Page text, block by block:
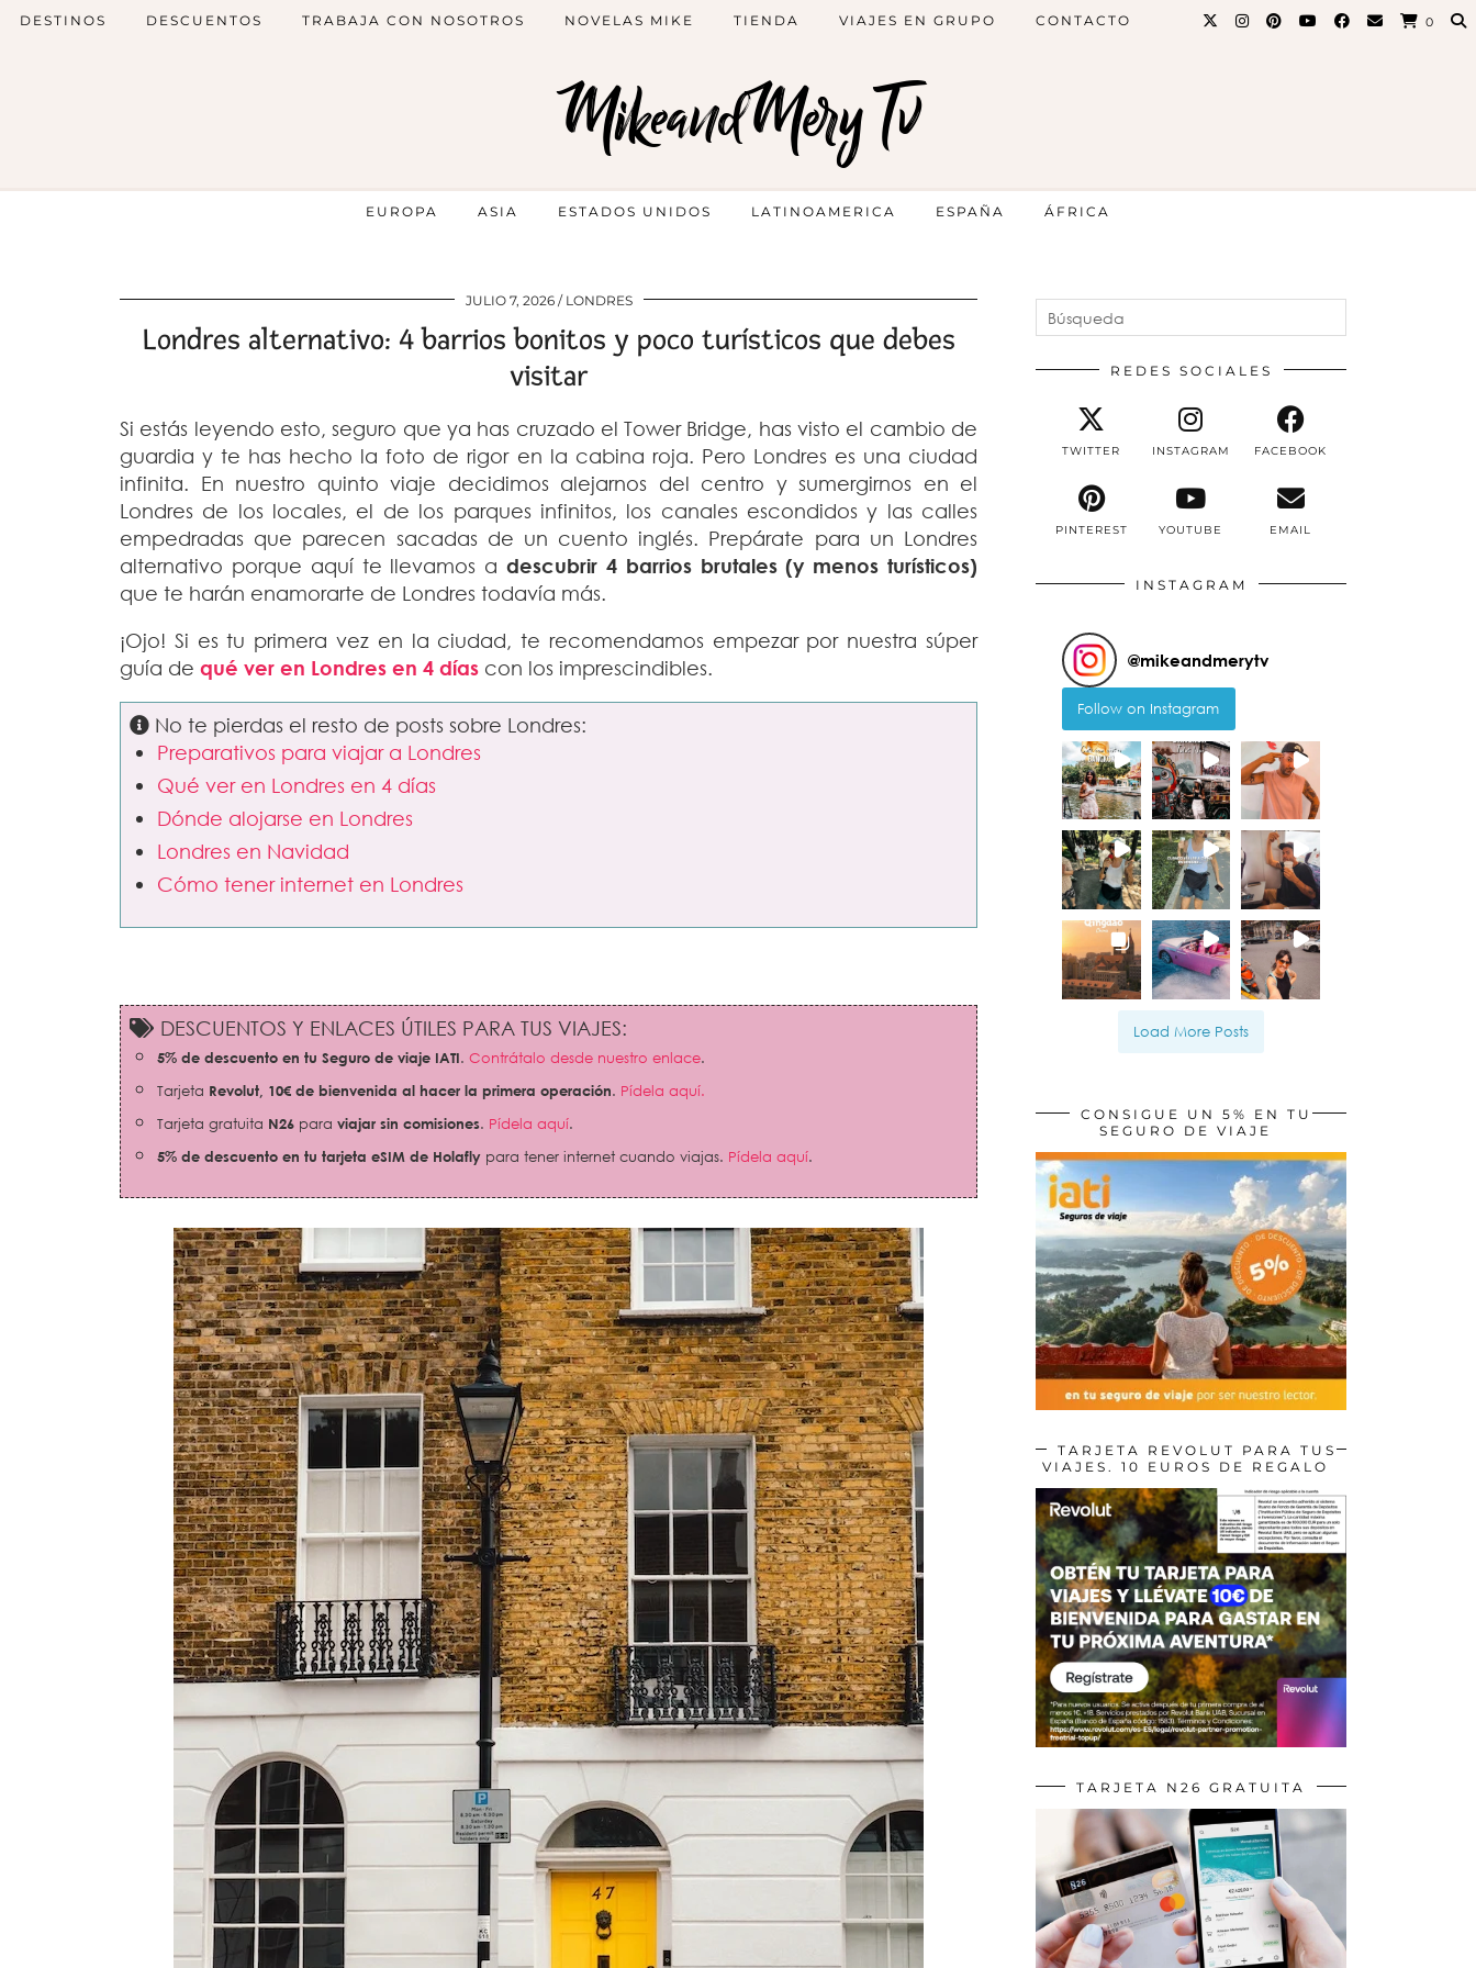
MikeandMery Tv
DESTINOS DESCUENTOS TRABAJA CON NOSOTROS NOVELAS MIKE TIENDA VIAJES EN GRUPO CONTACTO 0
EUROPA ASIA ESTADOS UNIDOS LATINOAMERICA ESPAÑA ÁFRICA
JULIO 7, 2026 LONDRES
Londres alternativo: 4 barrios bonitos y poco turísticos que debes
visitar
Si estás leyendo esto, seguro que ya has cruzado el Tower Bridge, has visto el cambio de
guardia y te has hecho la foto de rigor en la cabina roja. Pero Londres es una ciudad
infinita. En nuestro quinto viaje decidimos alejarnos del centro y sumergirnos en el
Londres de los locales, el de los parques infinitos, los canales escondidos y las calles
empedradas que parecen sacadas de un cuento inglés. Prepárate para un Londres
alternativo porque aquí te llevamos a descubrir 4 barrios brutales (y menos turísticos)
que te harán enamorarte de Londres todavía más.
¡Ojo! Si es tu primera vez en la ciudad, te recomendamos empezar por nuestra súper
guía de qué ver en Londres en 4 días con los imprescindibles.
No te pierdas el resto de posts sobre Londres:
Preparativos para viajar a Londres
Qué ver en Londres en 4 días
Dónde alojarse en Londres
Londres en Navidad
Cómo tener internet en Londres
DESCUENTOS Y ENLACES ÚTILES PARA TUS VIAJES:
5% de descuento en tu Seguro de viaje IATI. Contrátalo desde nuestro enlace.
Tarjeta Revolut, 10€ de bienvenida al hacer la primera operación. Pídela aquí.
Tarjeta gratuita N26 para viajar sin comisiones. Pídela aquí.
5% de descuento en tu tarjeta eSIM de Holafly para tener internet cuando viajas. Pídela aquí.
REDES SOCIALES
TWITTER INSTAGRAM FACEBOOK
PINTEREST YOUTUBE EMAIL
INSTAGRAM
@mikeandmerytv
Follow on Instagram
Load More Posts
CONSIGUE UN 5% EN TU
SEGURO DE VIAJE
TARJETA REVOLUT PARA TUS
VIAJES. 10 EUROS DE REGALO
TARJETA N26 GRATUITA